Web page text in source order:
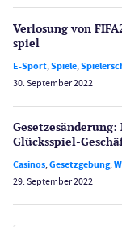
Verlosung von
spiel
E-Sport,Spiele,
30. September 2022
Glücksspiel-
Casinos,Gesetzgebung,
29. September 2022